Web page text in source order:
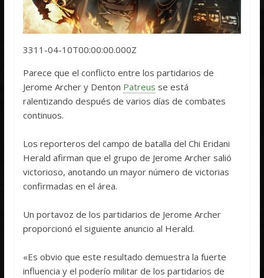
3311-04-10T00:00:00.000Z
Parece que el conflicto entre los partidarios de
Jerome Archer y Denton Patreus se está
ralentizando después de varios días de combates
continuos.
Los reporteros del campo de batalla del Chi Eridani
Herald afirman que el grupo de Jerome Archer salió
victorioso, anotando un mayor número de victorias
confirmadas en el área.
Un portavoz de los partidarios de Jerome Archer
proporcionó el siguiente anuncio al Herald.
«Es obvio que este resultado demuestra la fuerte
influencia y el poderío militar de los partidarios de